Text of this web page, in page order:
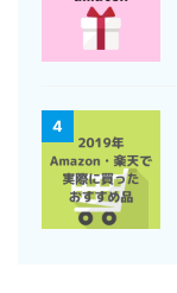
4